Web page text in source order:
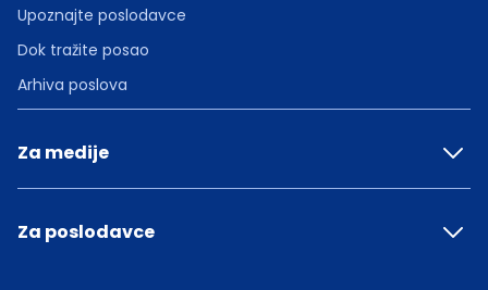
Upoznajte poslodavce
Dok tražite posao
Arhiva poslova
Za medije
Za poslodavce